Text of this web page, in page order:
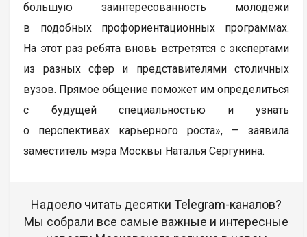
большую заинтересованность молодежи
в подобных профориентационных программах.
На этот раз ребята вновь встретятся с экспертами
из разных сфер и представителями столичных
вузов. Прямое общение поможет им определиться
с будущей специальностью и узнать
о перспективах карьерного роста», — заявила
заместитель мэра Москвы Наталья Сергунина.
Надоело читать десятки Telegram-каналов?
Мы собрали все самые важные и интересные